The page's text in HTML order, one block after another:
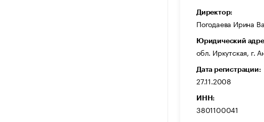
Директор:
Погодаева Ирина
Юридический
обл. Иркутская, г.
Дата регистрации:
27.11.2008
ИНН:
3801100041